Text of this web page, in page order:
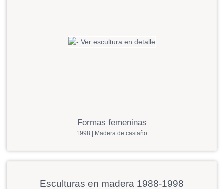
Formas femeninas
1998 | Madera de castaño
Esculturas en madera 1988-1998